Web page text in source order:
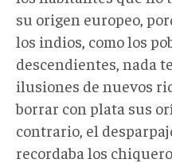
su origen europeo,
los indios, como los
descendientes, nada
ilusiones de nuevos
borrar con plata sus
contrario, el
recordaba los